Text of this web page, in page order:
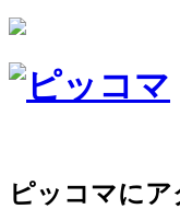
ピッコマに